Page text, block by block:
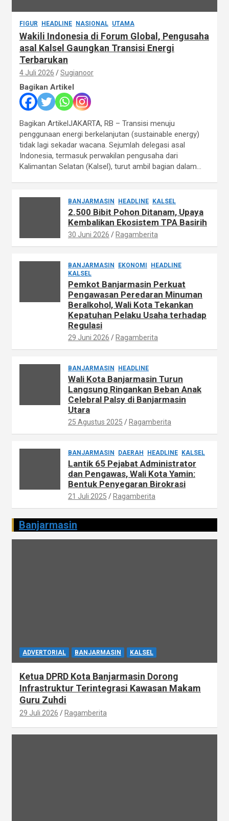
FIGUR HEADLINE NASIONAL UTAMA
Wakili Indonesia di Forum Global, Pengusaha
asal Kalsel Gaungkan Transisi Energi
Terbarukan
4 Juli 2026 Sugianoor
Bagikan Artikel
Bagikan ArtikelJAKARTA, RB – Transisi menuju
penggunaan energi berkelanjutan (sustainable energy)
tidak lagi sekadar wacana. Sejumlah delegasi asal
Indonesia, termasuk perwakilan pengusaha dari
Kalimantan Selatan (Kalsel), turut ambil bagian dalam…
BANJARMASIN HEADLINE KALSEL
2.500 Bibit Pohon Ditanam, Upaya
Kembalikan Ekosistem TPA Basirih
30 Juni 2026 Ragamberita
BANJARMASIN EKONOMI
HEADLINE
KALSEL
Pemkot Banjarmasin Perkuat
Pengawasan Peredaran Minuman
Beralkohol, Wali Kota Tekankan
Kepatuhan Pelaku Usaha terhadap
Regulasi
29 Juni 2026 Ragamberita
BANJARMASIN HEADLINE
Wali Kota Banjarmasin Turun
Langsung Ringankan Beban Anak
Celebral Palsy di Banjarmasin
Utara
25 Agustus 2025 Ragamberita
BANJARMASIN DAERAH HEADLINE KALSEL
Lantik 65 Pejabat Administrator
dan Pengawas, Wali Kota Yamin:
Bentuk Penyegaran Birokrasi
21 Juli 2025 Ragamberita
Banjarmasin
ADVERTORIAL BANJARMASIN KALSEL
Ketua DPRD Kota Banjarmasin Dorong
Infrastruktur Terintegrasi Kawasan Makam
Guru Zuhdi
29 Juli 2026 Ragamberita